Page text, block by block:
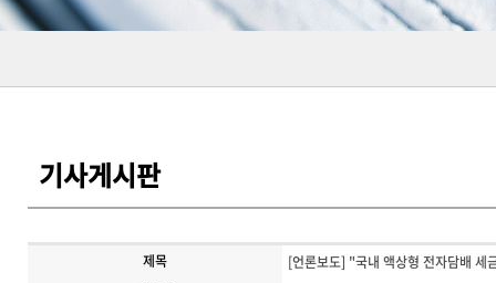
기사게시판
제목
[언론보도] "국내 액상형 전자담배 세